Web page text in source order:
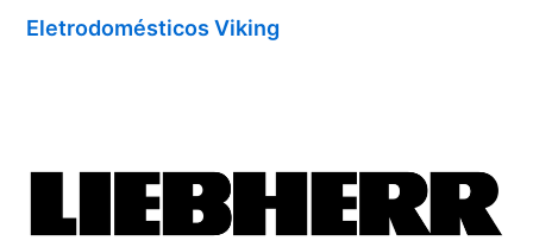
Eletrodomésticos Viking